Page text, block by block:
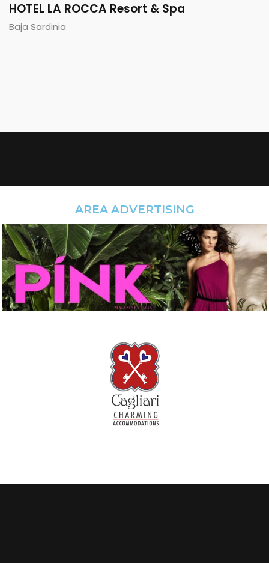
HOTEL LA ROCCA Resort & Spa
Baja Sardinia
AREA ADVERTISING